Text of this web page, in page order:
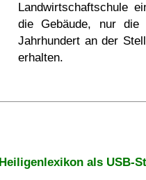
Landwirtschaftschule
die Gebäude, nur
Jahrhundert an der
erhalten.
Heiligenlexikon als USB-